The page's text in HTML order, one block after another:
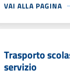
VAI ALLA PAGINA
Trasporto
servizio